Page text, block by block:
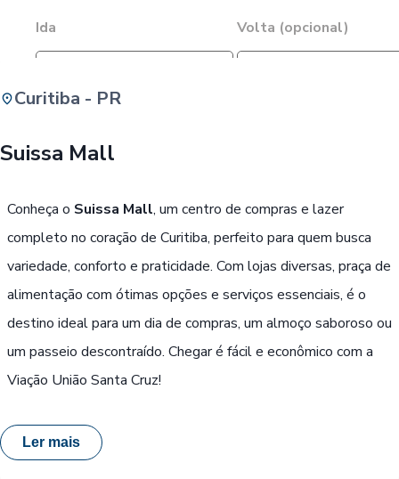
Ida Volta (opcional)
Curitiba - PR
Suissa Mall
Conheça o Suissa Mall, um centro de compras e lazer
completo no coração de Curitiba, perfeito para quem busca
variedade, conforto e praticidade. Com lojas diversas, praça de
alimentação com ótimas opções e serviços essenciais, é o
destino ideal para um dia de compras, um almoço saboroso ou
um passeio descontraído. Chegar é fácil e econômico com a
Viação União Santa Cruz!
Ler mais